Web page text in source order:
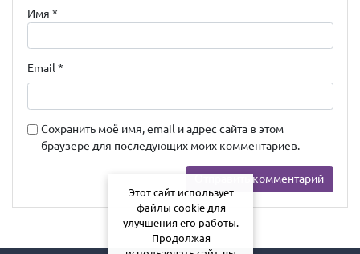
Имя *
Email*
Сохранить моё имя, email и адрес сайта в этом
браузере для последующих моих комментариев.
Этот сайт использует
файлы cookie для
улучшения его работы.
Продолжая